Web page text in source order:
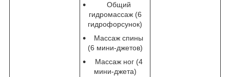
Общий
гидромассаж (6
гидрофорсунок)
Массаж спины
(6 мини-джетов)
Массаж ног (4
мини-джета)